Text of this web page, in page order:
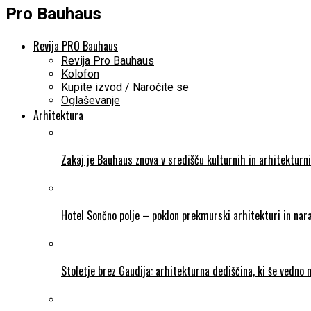
Pro Bauhaus
Revija PRO Bauhaus
Revija Pro Bauhaus
Kolofon
Kupite izvod / Naročite se
Oglaševanje
Arhitektura
Zakaj je Bauhaus znova v središču kulturnih in
Hotel Sončno polje – poklon prekmurski arhitekturi in
Stoletje brez Gaudija: arhitekturna dediščina, ki še vedno